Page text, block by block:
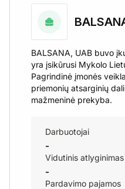
BALSANA, UAB buvo
yra įsikūrusi Mykolo
Pagrindinė įmonės
priemonių atsarginių
mažmeninė prekyba.
Darbuotojai
-
Vidutinis atlyginimas
-
Pardavimo pajamos